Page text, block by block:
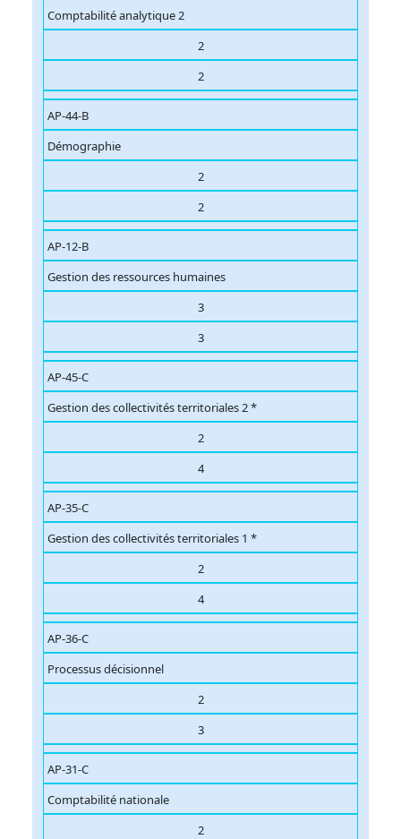
Comptabilité analytique 2
2
2
AP-44-B
Démographie
2
2
AP-12-B
Gestion des ressources humaines
3
3
AP-45-C
Gestion des collectivités territoriales 2 *
2
4
AP-35-C
Gestion des collectivités territoriales 1 *
2
4
AP-36-C
Processus décisionnel
2
3
AP-31-C
Comptabilité nationale
2